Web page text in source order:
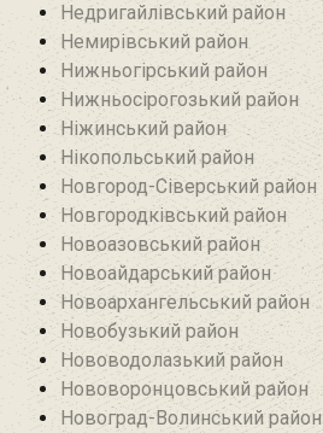
Недригайлівський район‎
Немирівський район
Нижньогірський район
Нижньосірогозький район
Ніжинський район
Нікопольський район
Новгород-Сіверський район
Новгородківський район
Новоазовський район
Новоайдарський район‎
Новоархангельський район
Новобузький район‎
Нововодолазький район
Нововоронцовський район‎
Новоград-Волинський район